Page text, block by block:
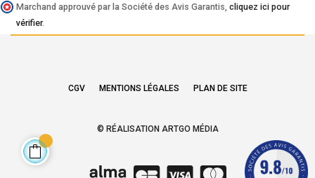
Marchand approuvé par la Société des Avis Garantis, cliquez ici pour
vérifier.
CGV MENTIONS LÉGALES PLAN DE SITE
© RÉALISATION ARTGO MÉDIA